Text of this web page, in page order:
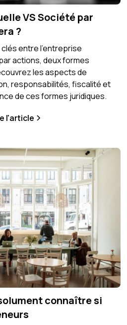
VS Société par
?
entre l'entreprise
actions, deux formes
les aspects de
responsabilités, fiscalité et
de ces formes juridiques.
l'article
connaître si